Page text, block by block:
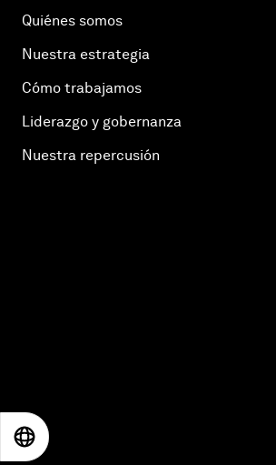
Quiénes somos
Nuestra estrategia
Cómo trabajamos
Liderazgo y gobernanza
Nuestra repercusión